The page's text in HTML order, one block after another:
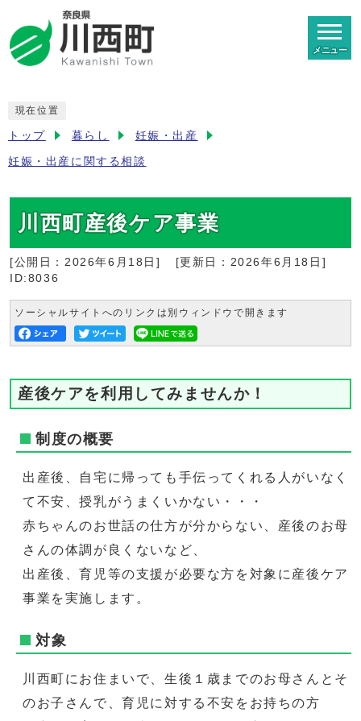
メニュー
現在位置
トップ 暮らし 妊娠・出産
妊娠・出産に関する相談
川西町産後ケア事業
[公開日： 2026年6月18日 ] [更新日： 2026年6月18日 ]
ID:8036
ソーシャルサイトへのリンクは別ウィンドウで開きます
産後ケアを利用してみませんか！
制度の概要
出産後、自宅に帰っても手伝ってくれる人がいなく
て不安、授乳がうまくいかない・・・
赤ちゃんのお世話の仕方が分からない、産後のお母
さんの体調が良くないなど、
出産後、育児等の支援が必要な方を対象に産後ケア
事業を実施します。
対象
川西町にお住まいで、生後１歳までのお母さんとそ
のお子さんで、育児に対する不安をお持ちの方